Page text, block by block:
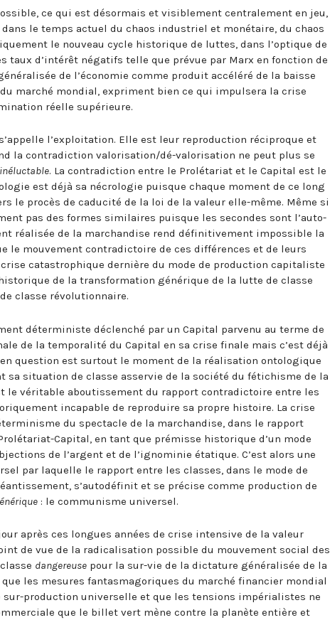
ce qui est désormais et visiblement centralement en jeu,
le temps actuel du chaos industriel et monétaire, du chaos
le nouveau cycle historique de luttes, dans l’optique de
d’intérêt négatifs telle que prévue par Marx en fonction de
de l’économie comme produit accéléré de la baisse
marché mondial, expriment bien ce qui impulsera la crise
réelle supérieure.
l’exploitation. Elle est leur reproduction réciproque et
la contradiction valorisation/dé-valorisation ne peut plus se
inéluctable. La contradiction entre le Prolétariat et le Capital est le
est déjà sa nécrologie puisque chaque moment de ce long
le procès de caducité de la loi de la valeur elle-même. Même si
pas des formes similaires puisque les secondes sont l’auto-
réalisée de la marchandise rend définitivement impossible la
mouvement contradictoire de ces différences et de leurs
catastrophique dernière du mode de production capitaliste
de la transformation générique de la lutte de classe
classe révolutionnaire.
déterministe déclenché par un Capital parvenu au terme de
de la temporalité du Capital en sa crise finale mais c’est déjà
question est surtout le moment de la réalisation ontologique
situation de classe asservie de la société du fétichisme de la
véritable aboutissement du rapport contradictoire entre les
incapable de reproduire sa propre histoire. La crise
du spectacle de la marchandise, dans le rapport
Capital, en tant que prémisse historique d’un mode
de l’argent et de l’ignominie étatique. C’est alors une
par laquelle le rapport entre les classes, dans le mode de
s’autodéfinit et se précise comme production de
: le communisme universel.
après ces longues années de crise intensive de la valeur
de vue de la radicalisation possible du mouvement social des
dangereusepour la sur-vie de la dictature généralisée de la
les mesures fantasmagoriques du marché financier mondial
production universelle et que les tensions impérialistes ne
que le billet vert mène contre la planète entière et